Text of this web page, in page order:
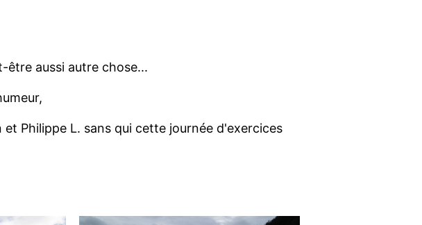
être aussi autre chose...
Philippe L. sans qui cette journée d'exercices